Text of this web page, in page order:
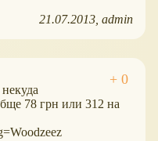
21.07.2013 admin
78 грн или 312 на